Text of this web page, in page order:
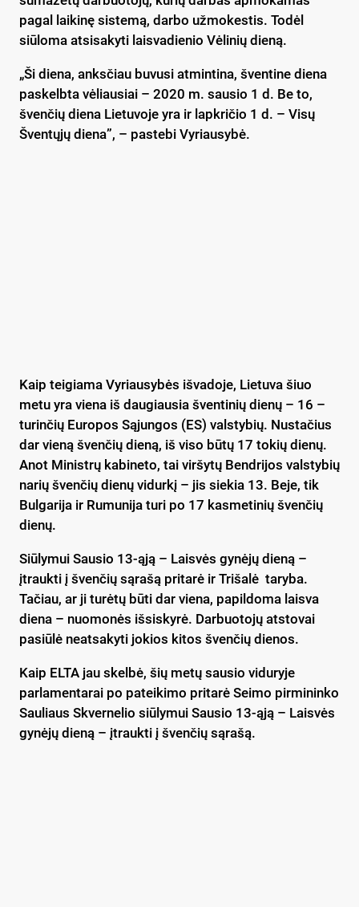
pagal laikinę sistemą, darbo užmokestis. Todėl
siūloma atsisakyti laisvadienio Vėlinių dieną.
„Ši diena, anksčiau buvusi atmintina, šventine diena
paskelbta vėliausiai – 2020 m. sausio 1 d. Be to,
švenčių diena Lietuvoje yra ir lapkričio 1 d. – Visų
Šventųjų diena”, – pastebi Vyriausybė.
Kaip teigiama Vyriausybės išvadoje, Lietuva šiuo
metu yra viena iš daugiausia šventinių dienų – 16 –
turinčių Europos Sąjungos (ES) valstybių. Nustačius
dar vieną švenčių dieną, iš viso būtų 17 tokių dienų.
Anot Ministrų kabineto, tai viršytų Bendrijos valstybių
narių švenčių dienų vidurkį – jis siekia 13. Beje, tik
Bulgarija ir Rumunija turi po 17 kasmetinių švenčių
dienų.
Siūlymui Sausio 13-ąją – Laisvės gynėjų dieną –
įtraukti į švenčių sąrašą pritarė ir Trišalė taryba.
Tačiau, ar ji turėtų būti dar viena, papildoma laisva
diena – nuomonės išsiskyrė. Darbuotojų atstovai
pasiūlė neatsakyti jokios kitos švenčių dienos.
Kaip ELTA jau skelbė, šių metų sausio viduryje
parlamentarai po pateikimo pritarė Seimo pirmininko
Sauliaus Skvernelio siūlymui Sausio 13-ąją – Laisvės
gynėjų dieną – įtraukti į švenčių sąrašą.